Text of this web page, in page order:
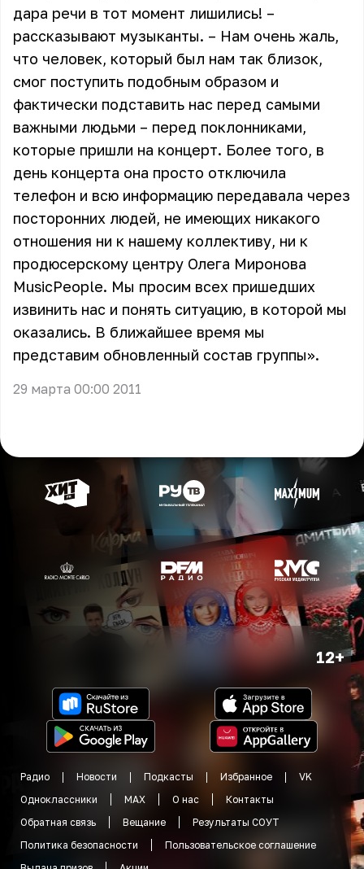
дара речи в тот момент лишились! –
рассказывают музыканты. – Нам очень жаль,
что человек, который был нам так близок,
смог поступить подобным образом и
фактически подставить нас перед самыми
важными людьми – перед поклонниками,
которые пришли на концерт. Более того, в
день концерта она просто отключила
телефон и всю информацию передавала через
посторонних людей, не имеющих никакого
отношения ни к нашему коллективу, ни к
продюсерскому центру Олега Миронова
MusicPeople. Мы просим всех пришедших
извинить нас и понять ситуацию, в которой мы
оказались. В ближайшее время мы
представим обновленный состав группы».
29 марта 00:00 2011
12+
Радио Новости Подкасты Избранное
VK
Одноклассники
MAX О нас
Контакты
Обратная связь
Вещание
Результаты СОУТ
Политика безопасности
Пользовательское соглашение